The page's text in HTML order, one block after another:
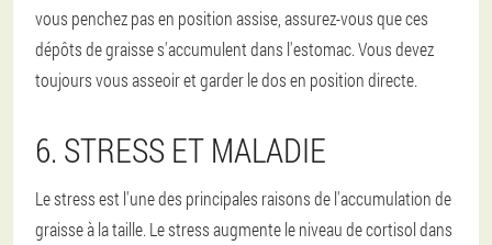
vous penchez pas en position assise, assurez-vous que ces
dépôts de graisse s'accumulent dans l'estomac. Vous devez
toujours vous asseoir et garder le dos en position directe.
6. STRESS ET MALADIE
Le stress est l'une des principales raisons de l'accumulation de
graisse à la taille. Le stress augmente le niveau de cortisol dans